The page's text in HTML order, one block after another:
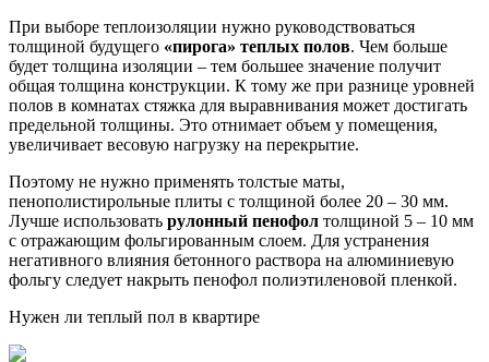
При выборе теплоизоляции нужно руководствоваться
толщиной будущего «пирога» теплых полов. Чем больше
будет толщина изоляции – тем большее значение получит
общая толщина конструкции. К тому же при разнице уровней
полов в комнатах стяжка для выравнивания может достигать
предельной толщины. Это отнимает объем у помещения,
увеличивает весовую нагрузку на перекрытие.
Поэтому не нужно применять толстые маты,
пенополистирольные плиты с толщиной более 20 – 30 мм.
Лучше использовать рулонный пенофол толщиной 5 – 10 мм
с отражающим фольгированным слоем. Для устранения
негативного влияния бетонного раствора на алюминиевую
фольгу следует накрыть пенофол полиэтиленовой пленкой.
Нужен ли теплый пол в квартире